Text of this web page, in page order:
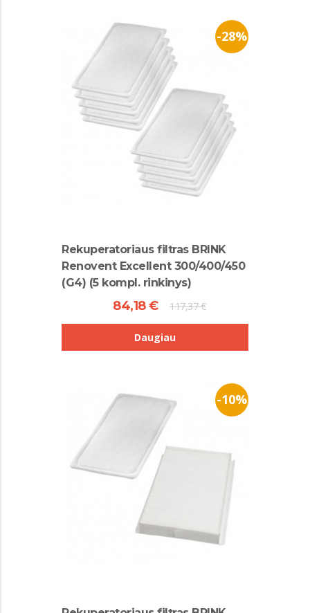
-28%
Rekuperatoriaus filtras BRINK
Renovent Excellent 300/400/450
(G4) (5 kompl. rinkinys)
84,18 € 117,37 €
Daugiau
-10%